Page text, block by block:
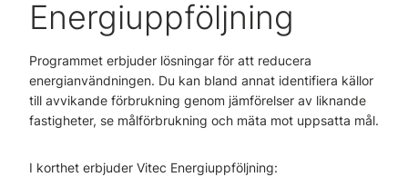
Energiuppföljning
Programmet erbjuder lösningar för att reducera
energianvändningen. Du kan bland annat identifiera källor
till avvikande förbrukning genom jämförelser av liknande
fastigheter, se målförbrukning och mäta mot uppsatta mål.
I korthet erbjuder Vitec Energiuppföljning: